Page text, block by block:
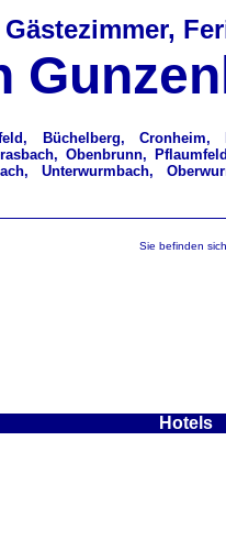
Büchelberg, Cronheim,
Obenbrunn,
Unterwurmbach,
Sie befinden
Hotels